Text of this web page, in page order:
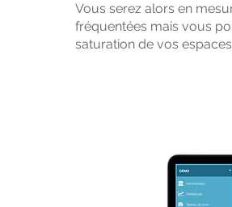
Vous serez alors en
fréquentées mais vous
saturation de vos